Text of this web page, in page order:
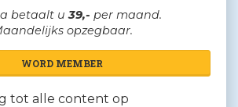
betaalt u39,- per maand.
opzegbaar.
WORD MEMBER
tot alle content op